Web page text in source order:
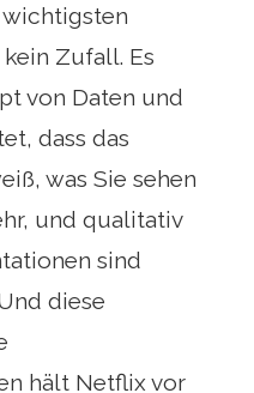
Zufall. Es
von Daten und
dass das
was Sie sehen
und qualitativ
sind
diese
hält Netflix vor